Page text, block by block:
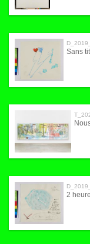
Sans
2